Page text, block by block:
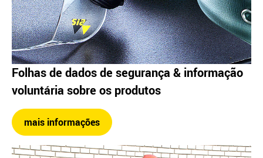
Folhas de dados de segurança & informação
voluntária sobre os produtos
mais informações